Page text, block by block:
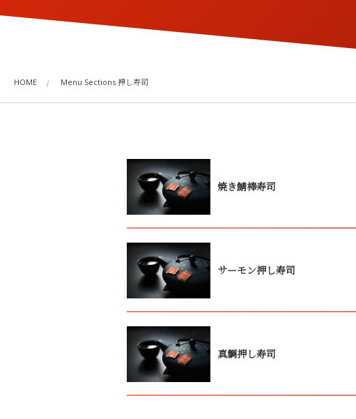
HOME Menu Sections 押し寿司
焼き鯖棒寿司
サーモン押し寿司
真鯛押し寿司